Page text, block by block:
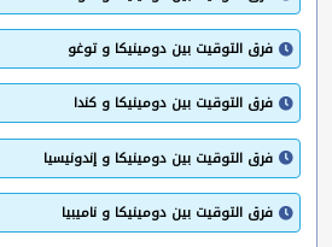
فرق التوقيت بين دومينيكا و توغو
فرق التوقيت بين دومينيكا و كندا
فرق التوقيت بين دومينيكا و إندونيسيا
فرق التوقيت بين دومينيكا و ناميبيا